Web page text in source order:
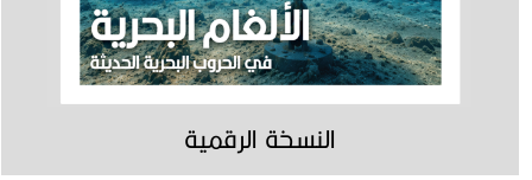
النسخة الرقمية